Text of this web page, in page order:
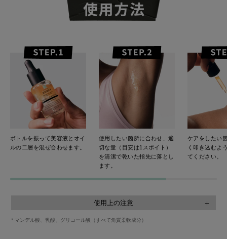
ボトルを振って美容液とオイ
ルの二層を混ぜ合わせます。
使用したい箇所に合わせ、適
切な量（目安は1スポイト）
を清潔で乾いた指先に落とし
ます。
ケアをしたい
く叩き込むよ
てください。
使用上の注意
穏やかな酸*が配合されているため、ボディ用の角質ケア製品との併用はお控えくだ
* マンデル酸、乳酸、グリコール酸（すべて角質柔軟成分）